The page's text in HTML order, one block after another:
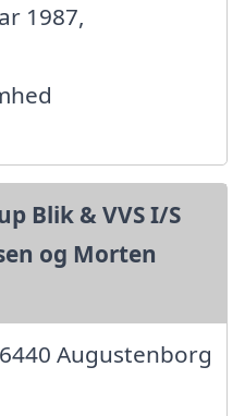
1987,
Blik & VVS I/S
og Morten
Augustenborg